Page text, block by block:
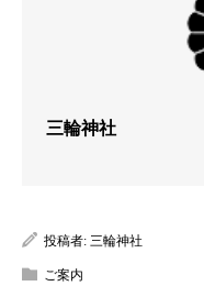
三輪神社
投稿者: 三輪神社
ご案内